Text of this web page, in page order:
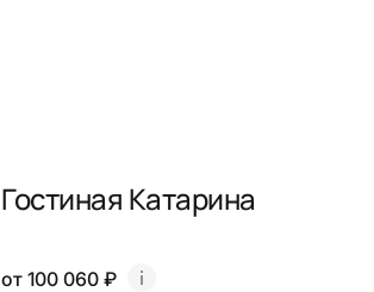
Гостиная Катарина
от 100 060 ₽